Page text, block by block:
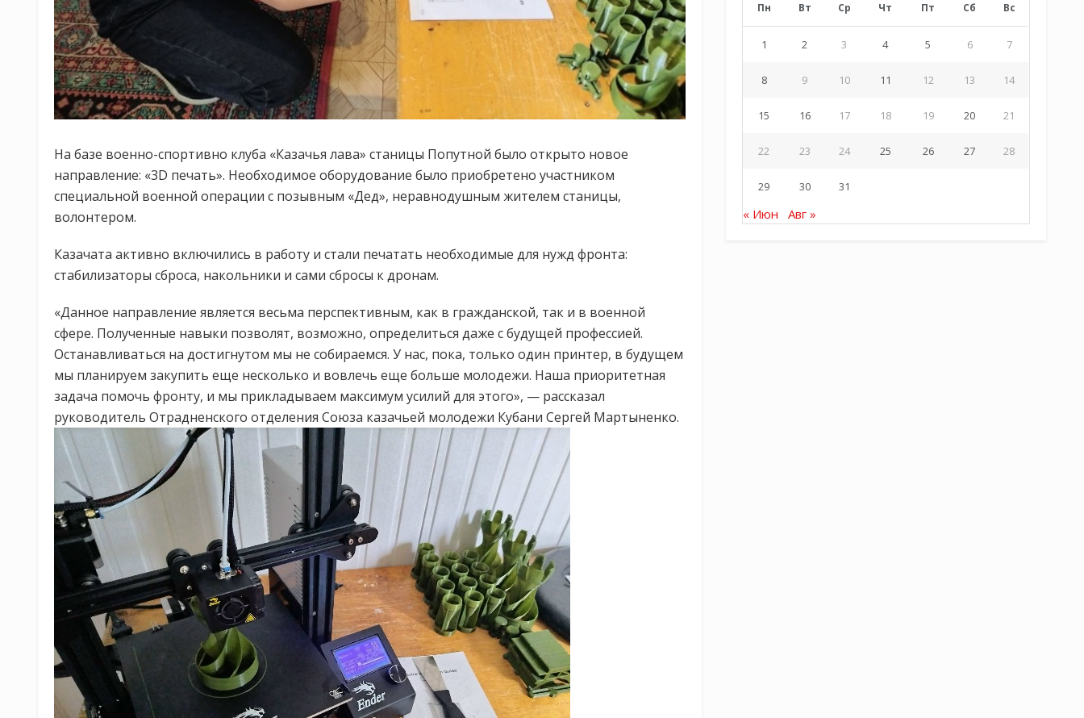
На базе военно-спортивно клуба «Казачья лава» станицы Попутной было открыто новое
направление: «3D печать». Необходимое оборудование было приобретено участником
специальной военной операции с позывным «Дед», неравнодушным жителем станицы,
волонтером.
Казачата активно включились в работу и стали печатать необходимые для нужд фронта:
стабилизаторы сброса, накольники и сами сбросы к дронам.
«Данное направление является весьма перспективным, как в гражданской, так и в военной
сфере. Полученные навыки позволят, возможно, определиться даже с будущей профессией.
Останавливаться на достигнутом мы не собираемся. У нас, пока, только один принтер, в будущем
мы планируем закупить еще несколько и вовлечь еще больше молодежи. Наша приоритетная
задача помочь фронту, и мы прикладываем максимум усилий для этого», — рассказал
руководитель Отрадненского отделения Союза казачьей молодежи Кубани Сергей Мартыненко.
Пн Вт Ср Чт Пт Сб Вс
1 2 3 4 5 6 7
8 9 10 11 12 13 14
15 16 17 18 19 20 21
22 23 24 25 26 27 28
29 30 31
« Июн Авг »